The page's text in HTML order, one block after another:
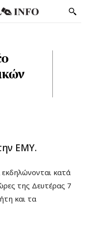
ΕΜΥ.
εκδηλώνονται κατά
της Δευτέρας 7
και τα